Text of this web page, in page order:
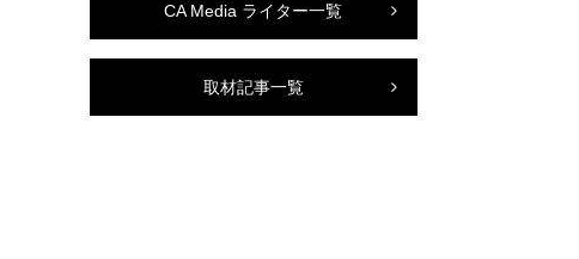
CA Media ライター一覧
取材記事一覧